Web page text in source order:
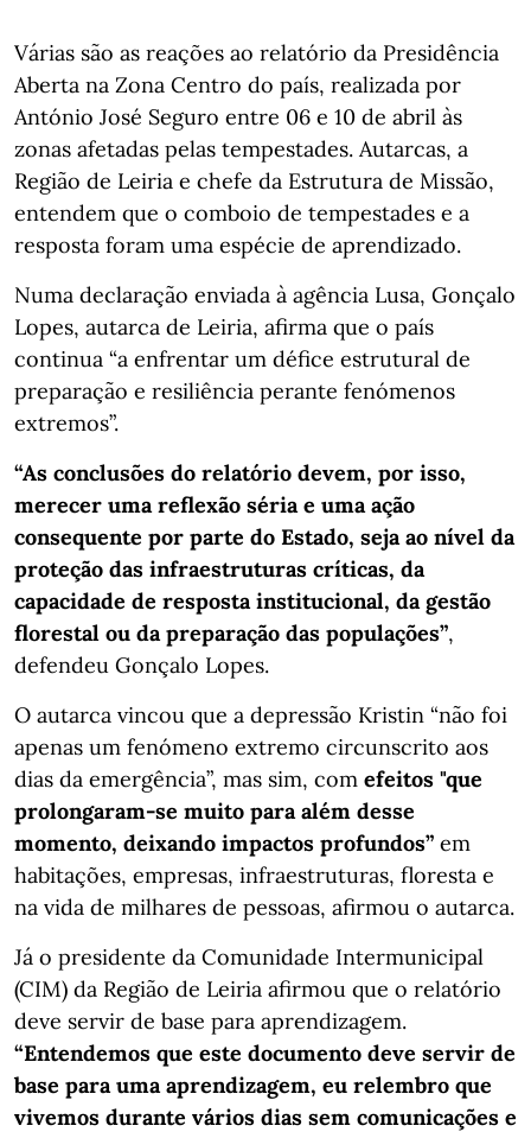
Várias são as reações ao relatório da Presidência
Aberta na Zona Centro do país, realizada por
António José Seguro entre 06 e 10 de abril às
zonas afetadas pelas tempestades. Autarcas, a
Região de Leiria e chefe da Estrutura de Missão,
entendem que o comboio de tempestades e a
resposta foram uma espécie de aprendizado.
Numa declaração enviada à agência Lusa, Gonçalo
Lopes, autarca de Leiria, afirma que o país
continua “a enfrentar um défice estrutural de
preparação e resiliência perante fenómenos
extremos”.
“As conclusões do relatório devem, por isso,
merecer uma reflexão séria e uma ação
consequente por parte do Estado, seja ao nível da
proteção das infraestruturas críticas, da
capacidade de resposta institucional, da gestão
florestal ou da preparação das populações”,
defendeu Gonçalo Lopes.
O autarca vincou que a depressão Kristin “não foi
apenas um fenómeno extremo circunscrito aos
dias da emergência”, mas sim, com efeitos "que
prolongaram-se muito para além desse
momento, deixando impactos profundos” em
habitações, empresas, infraestruturas, floresta e
na vida de milhares de pessoas, afirmou o autarca.
Já o presidente da Comunidade Intermunicipal
(CIM) da Região de Leiria afirmou que o relatório
deve servir de base para aprendizagem.
“Entendemos que este documento deve servir de
base para uma aprendizagem, eu relembro que
vivemos durante vários dias sem comunicações e